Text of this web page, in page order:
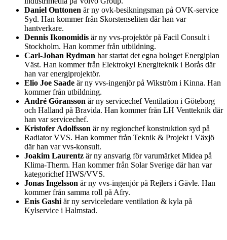
Daniel Onttonen är ny ovk-besikningsman på OVK-service
Syd. Han kommer från Skorstenseliten där han var
hantverkare.
Dennis Ikonomidis är ny vvs-projektör på Facil Consult i
Stockholm. Han kommer från utbildning.
Carl-Johan Rydman har startat det egna bolaget Energiplan
Väst. Han kommer från Elektrokyl Energiteknik i Borås där
han var energiprojektör.
Elio Joe Saade är ny vvs-ingenjör på Wikström i Kinna. Han
kommer från utbildning.
André Göransson är ny servicechef Ventilation i Göteborg
och Halland på Bravida. Han kommer från LH Ventteknik där
han var servicechef.
Kristofer Adolfsson är ny regionchef konstruktion syd på
Radiator VVS. Han kommer från Teknik & Projekt i Växjö
där han var vvs-konsult.
Joakim Laurentz är ny ansvarig för varumärket Midea på
Klima-Therm. Han kommer från Solar Sverige där han var
kategorichef HWS/VVS.
Jonas Ingelsson är ny vvs-ingenjör på Rejlers i Gävle. Han
kommer från samma roll på Afry.
Enis Gashi är ny serviceledare ventilation & kyla på
Kylservice i Halmstad.